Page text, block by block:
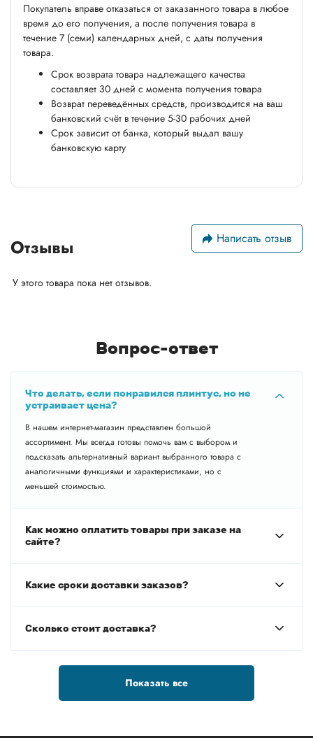
Покупатель вправе отказаться от заказанного товара в любое
время до его получения, а после получения товара в
течение 7 (семи) календарных дней, с даты получения
товара.
Срок возврата товара надлежащего качества
составляет 30 дней с момента получения товара
Возврат переведённых средств, производится на ваш
банковский счёт в течение 5-30 рабочих дней
Срок зависит от банка, который выдал вашу
банковскую карту
Отзывы Написать отзыв
У этого товара пока нет отзывов.
Вопрос-ответ
Что делать, если понравился плинтус, но не
устраивает цена?
В нашем интернет-магазин представлен большой
ассортимент. Мы всегда готовы помочь вам с выбором и
подсказать альтернативный вариант выбранного товара с
аналогичными функциями и характеристиками, но с
меньшей стоимостью.
Как можно оплатить товары при заказе на
сайте?
Какие сроки доставки заказов?
Сколько стоит доставка?
Показать все